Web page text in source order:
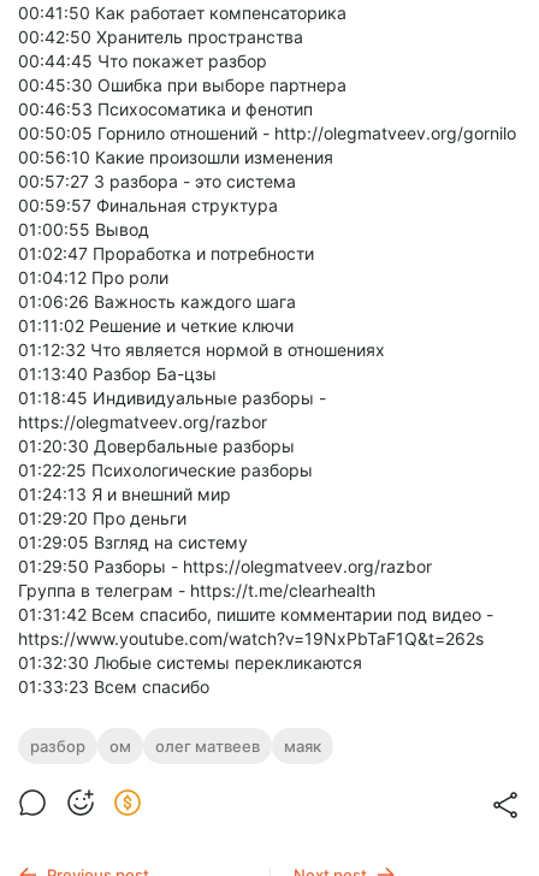
00:41:50 Как работает компенсаторика
00:42:50 Хранитель пространства
00:44:45 Что покажет разбор
00:45:30 Ошибка при выборе партнера
00:46:53 Психосоматика и фенотип
00:50:05 Горнило отношений - http://olegmatveev.org/gornilo
00:56:10 Какие произошли изменения
00:57:27 3 разбора - это система
00:59:57 Финальная структура
01:00:55 Вывод
01:02:47 Проработка и потребности
01:04:12 Про роли
01:06:26 Важность каждого шага
01:11:02 Решение и четкие ключи
01:12:32 Что является нормой в отношениях
01:13:40 Разбор Ба-цзы
01:18:45 Индивидуальные разборы -
https://olegmatveev.org/razbor
01:20:30 Довербальные разборы
01:22:25 Психологические разборы
01:24:13 Я и внешний мир
01:29:20 Про деньги
01:29:05 Взгляд на систему
01:29:50 Разборы - https://olegmatveev.org/razbor
Группа в телеграм - https://t.me/clearhealth
01:31:42 Всем спасибо, пишите комментарии под видео -
https://www.youtube.com/watch?v=19NxPbTaF1Q&t=262s
01:32:30 Любые системы перекликаются
01:33:23 Всем спасибо
разбор ом олег матвеев маяк